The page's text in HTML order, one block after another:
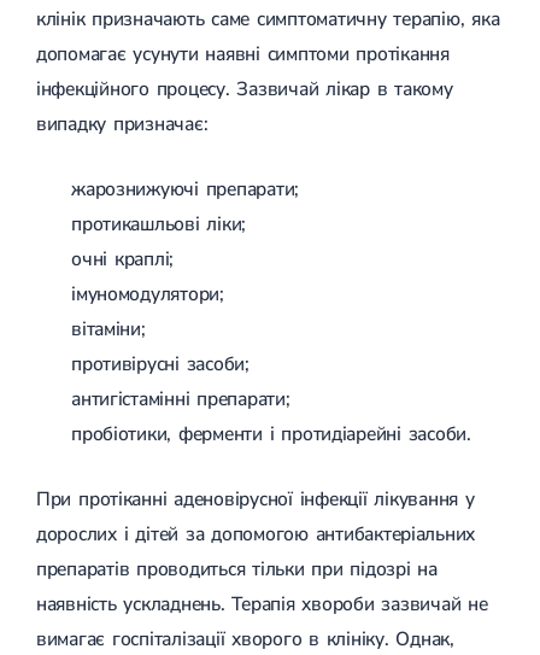
клінік призначають саме симптоматичну терапію, яка
допомагає усунути наявні симптоми протікання
інфекційного процесу. Зазвичай лікар в такому
випадку призначає:
жарознижуючі препарати;
протикашльові ліки;
очні краплі;
імуномодулятори;
вітаміни;
противірусні засоби;
антигістамінні препарати;
пробіотики, ферменти і протидіарейні засоби.
При протіканні аденовірусної інфекції лікування у
дорослих і дітей за допомогою антибактеріальних
препаратів проводиться тільки при підозрі на
наявність ускладнень. Терапія хвороби зазвичай не
вимагає госпіталізації хворого в клініку. Однак,